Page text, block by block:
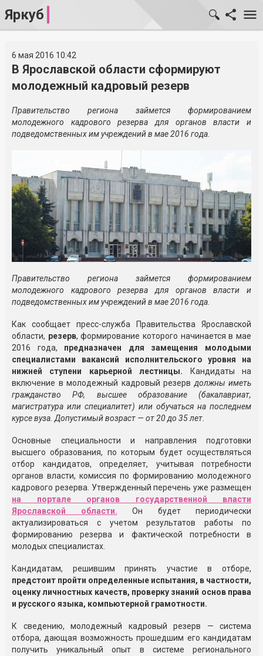
Яркуб
6 мая 2016 10:42
В Ярославской области сформируют
молодежный кадровый резерв
Правительство региона займется формированием
молодежного кадрового резерва для органов власти и
подведомственных им учреждений в мае 2016 года.
Правительство региона займется формированием
молодежного кадрового резерва для органов власти и
подведомственных им учреждений в мае 2016 года.
Как сообщает пресс-служба Правительства Ярославской
области, резерв, формирование которого начинается в мае
2016 года, предназначен для замещения молодыми
специалистами вакансий исполнительского уровня на
нижней ступени карьерной лестницы. Кандидаты на
включение в молодежный кадровый резервдолжны иметь
гражданство РФ, высшее образование (бакалавриат,
магистратура или специалитет) или обучаться на последнем
курсе вуза. Допустимый возраст — от 20 до 35 лет.
Основные специальности и направления подготовки
высшего образования, по которым будет осуществляться
отбор кандидатов, определяет, учитывая потребности
органов власти, комиссия по формированию молодежного
кадрового резерва. Утвержденный перечень уже размещен
на портале органов государственной власти
Ярославской области. Он будет периодически
актуализироваться с учетом результатов работы по
формированию резерва и фактической потребности в
молодых специалистах.
Кандидатам, решившим принять участие в отборе,
предстоит пройти определенные испытания, в частности,
оценку личностных качеств, проверку знаний основ права
и русского языка, компьютерной грамотности.
К сведению, молодежный кадровый резерв — система
отбора, дающая возможность прошедшим его кандидатам
получить уникальный опыт в системе регионального